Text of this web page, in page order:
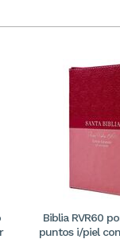
Biblia RVR60
puntos i/piel